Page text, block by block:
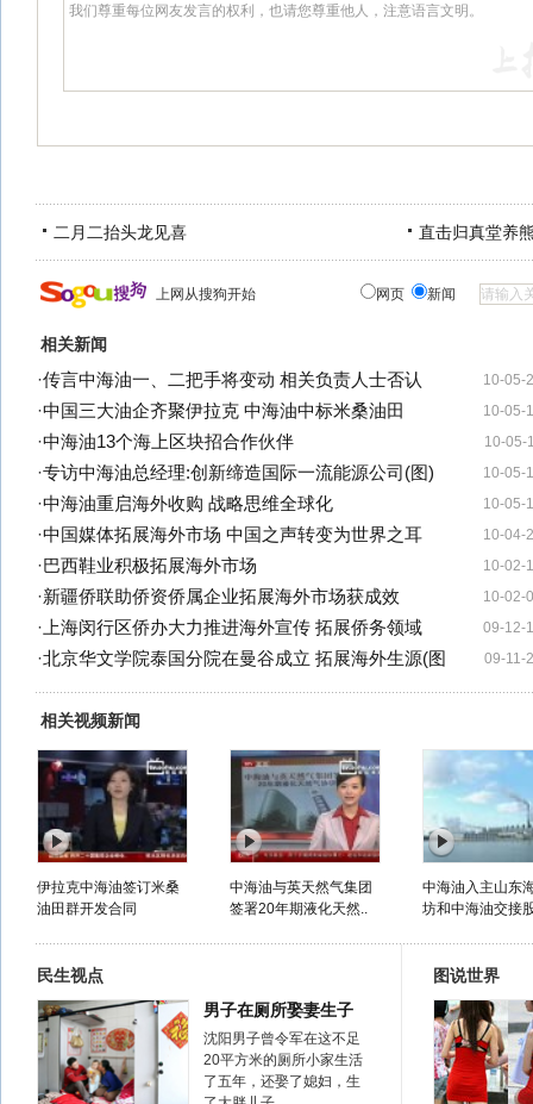
二月二抬头龙见喜 直击归真堂养
上网从搜狗开始 网页 新闻
相关新闻
10-05-
·传言中海油一、二把手将变动 相关负责人士否认
10-05-
·中国三大油企齐聚伊拉克 中海油中标米桑油田
10-05-
·中海油13个海上区块招合作伙伴
10-05-
·专访中海油总经理:创新缔造国际一流能源公司(图)
10-05-
·中海油重启海外收购 战略思维全球化
10-04-
·中国媒体拓展海外市场 中国之声转变为世界之耳
10-02-
·巴西鞋业积极拓展海外市场
10-02-
·新疆侨联助侨资侨属企业拓展海外市场获成效
09-12-
· 上海闵行区侨办大力推进海外宣传 拓展侨务领域
09-11-
·北京华文学院泰国分院在曼谷成立 拓展海外生源(图
相关视频新闻
伊拉克中海油签订米桑
油田群开发合同
中海油与英天然气集团
签署20年期液化天然..
中海油入主山东
坊和中海油交接
民生视点
男子在厕所娶妻生子
沈阳男子曾令军在这不足
20平方米的厕所小家生活
了五年，还娶了媳妇，生
图说世界